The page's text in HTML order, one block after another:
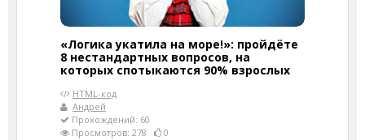
«Логика укатила на море!»: пройдёте
8 нестандартных вопросов, на
которых спотыкаются 90% взрослых
HTML-код
Андрей
Прохождений: 60
Просмотров: 278
0